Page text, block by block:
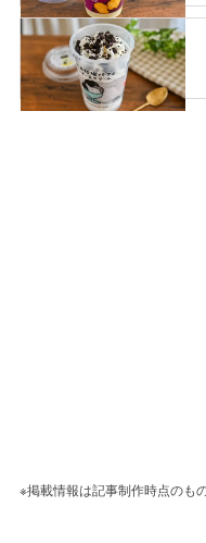
※掲載情報は記事制作時点のも